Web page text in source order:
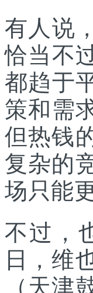
有人说
恰当不
都趋于
策和需
但热钱
复杂的
场只能
不过，
日，维
（天津